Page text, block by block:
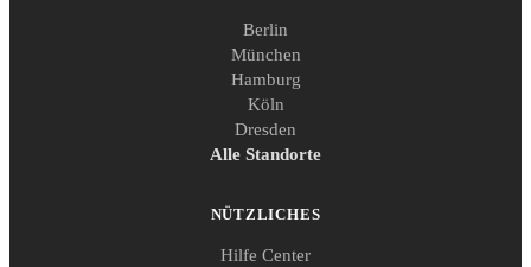
Berlin
München
Hamburg
Köln
Dresden
Alle Standorte
NÜTZLICHES
Hilfe Center